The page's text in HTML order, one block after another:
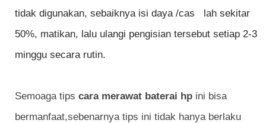
tidak digunakan, sebaiknya isi daya /cas lah sekitar
50%, matikan, lalu ulangi pengisian tersebut setiap 2-3
minggu secara rutin.
Semoaga tips cara merawat baterai hp ini bisa
bermanfaat,sebenarnya tips ini tidak hanya berlaku